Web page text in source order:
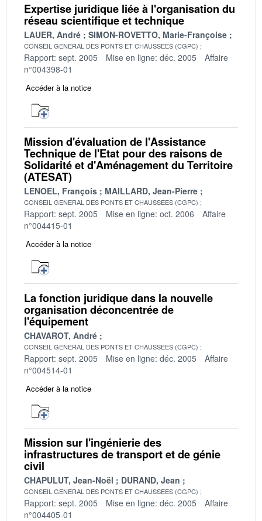
Expertise juridique liée à l'organisation du
réseau scientifique et technique
LAUER, André SIMON-ROVETTO, Marie-Françoise
CONSEIL GENERAL DES PONTS ET CHAUSSEES (CGPC)
Rapport: sept. 2005 Mise en ligne: déc. 2005
Affaire
n°004398-01
Accéder à la notice
Mission d'évaluation de l'Assistance
Technique de l'Etat pour des raisons de
Solidarité et d'Aménagement du Territoire
(ATESAT)
LENOEL, François MAILLARD, Jean-Pierre
CONSEIL GENERAL DES PONTS ET CHAUSSEES (CGPC)
Rapport: sept. 2005 Mise en ligne: oct. 2006
Affaire
n°004415-01
Accéder à la notice
La fonction juridique dans la nouvelle
organisation déconcentrée de
l'équipement
CHAVAROT, André
CONSEIL GENERAL DES PONTS ET CHAUSSEES (CGPC)
Rapport: sept. 2005 Mise en ligne: déc. 2005
Affaire
n°004514-01
Accéder à la notice
Mission sur l'ingénierie des
infrastructures de transport et de génie
civil
CHAPULUT, Jean-Noël DURAND, Jean
CONSEIL GENERAL DES PONTS ET CHAUSSEES (CGPC)
Rapport: sept. 2005 Mise en ligne: déc. 2005
Affaire
n°004405-01